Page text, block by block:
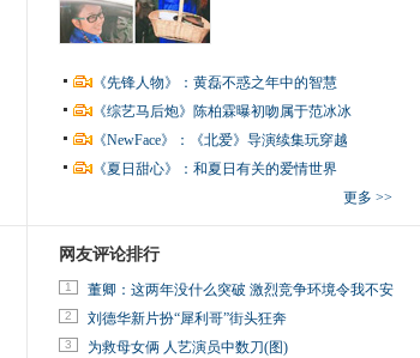
《先锋人物》：黄磊不惑之年中的智慧
《综艺马后炮》陈柏霖曝初吻属于范冰冰
《NewFace》：《北爱》导演续集玩穿越
《夏日甜心》：和夏日有关的爱情世界
更多 >>
网友评论排行
1 董卿：这两年没什么突破 激烈竞争环境令我不安
2 刘德华新片扮“犀利哥”街头狂奔
3 为救母女俩 人艺演员中数刀(图)